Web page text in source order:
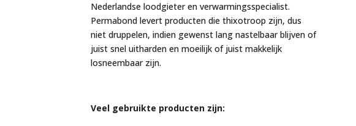
Nederlandse loodgieter en verwarmingsspecialist.
Permabond levert producten die thixotroop zijn, dus
niet druppelen, indien gewenst lang nastelbaar blijven of
juist snel uitharden en moeilijk of juist makkelijk
losneembaar zijn.
Veel gebruikte producten zijn: